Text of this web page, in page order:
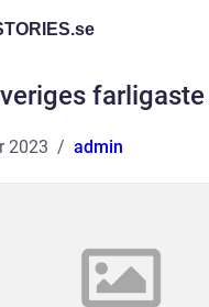
se
2023 admin